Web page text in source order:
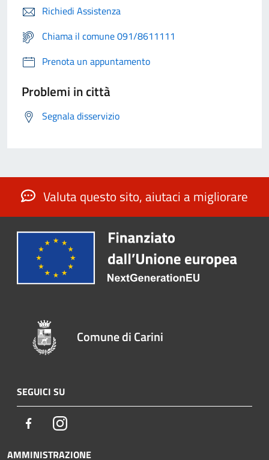
Richiedi Assistenza
Chiama il comune 091/8611111
Prenota un appuntamento
Problemi in città
Segnala disservizio
Valuta questo sito, aiutaci a migliorare
Comune di Carini
SEGUICI SU
FacebookInstagram
AMMINISTRAZIONE